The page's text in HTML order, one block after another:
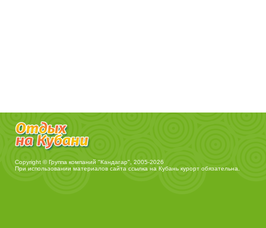
Copyright © Группа компаний "Кандагар", 2005-2026
При использовании материалов сайта ссылка на Кубань курорт обязательна.